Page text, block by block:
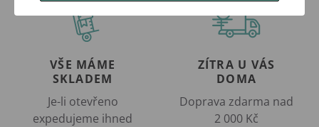
VŠE MÁME
SKLADEM
Je-li otevřeno
expedujeme ihned
ZÍTRA U VÁS
DOMA
Doprava zdarma nad
2 000 Kč